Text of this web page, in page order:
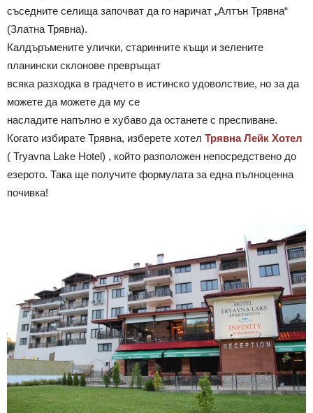
съседните селища започват да го наричат „Алтън Трявна“
(Златна Трявна).
Калдъръмените улички, старинните къщи и зелените
планински склонове превръщат
всяка разходка в градчето в истинско удоволствие, но за да
можете да можете да му се
насладите напълно е хубаво да останете с преспиване.
Когато избирате Трявна, изберете хотел Трявна Лейк Хотел
( Tryavna Lake Hotel) , който разположен непосредствено до
езерото. Така ще получите формулата за една пълноценна
почивка!